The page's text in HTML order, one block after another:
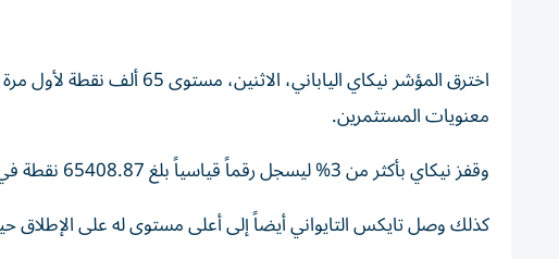
اخترق المؤشر نيكاي
معنويات المستثمرين.
‏وقفز نيكاي بأكثر من 3% ليسجل رقماً قياسياً بلغ 65408.87 نقطة في حين أضاف توبيكس 1.36٪.
‏كذلك وصل تايكس التايواني أيضاً إلى أعلى مستوى له على الإطلاق حيث تجاوز لأول مرة 43